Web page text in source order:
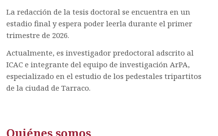
La redacción de la tesis doctoral se encuentra en un
estadio final y espera poder leerla durante el primer
trimestre de 2026.
Actualmente, es investigador predoctoral adscrito al
ICAC e integrante del equipo de investigación ArPA,
especializado en el estudio de los pedestales tripartitos
de la ciudad de Tarraco.